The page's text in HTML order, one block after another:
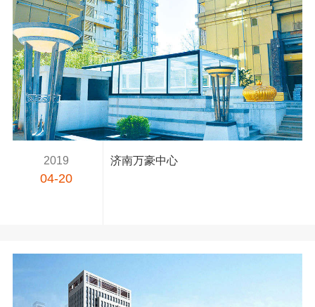
2019
04-20
济南万豪中心